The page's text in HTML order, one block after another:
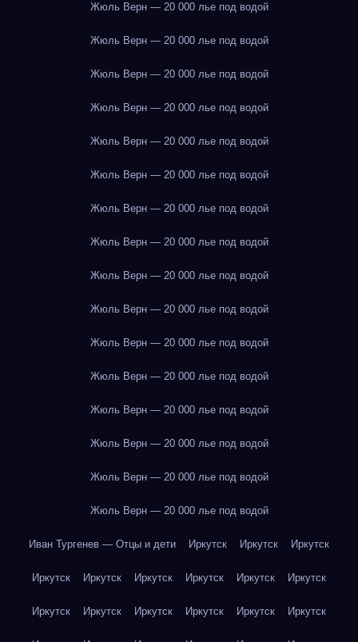
Жюль Верн — 20 000 лье под водой
Жюль Верн — 20 000 лье под водой
Жюль Верн — 20 000 лье под водой
Жюль Верн — 20 000 лье под водой
Жюль Верн — 20 000 лье под водой
Жюль Верн — 20 000 лье под водой
Жюль Верн — 20 000 лье под водой
Жюль Верн — 20 000 лье под водой
Жюль Верн — 20 000 лье под водой
Жюль Верн — 20 000 лье под водой
Жюль Верн — 20 000 лье под водой
Жюль Верн — 20 000 лье под водой
Жюль Верн — 20 000 лье под водой
Жюль Верн — 20 000 лье под водой
Жюль Верн — 20 000 лье под водой
Жюль Верн — 20 000 лье под водой
Иван Тургенев — Отцы и дети Иркутск Иркутск Иркутск
Иркутск Иркутск Иркутск Иркутск Иркутск Иркутск
Иркутск Иркутск Иркутск Иркутск Иркутск Иркутск